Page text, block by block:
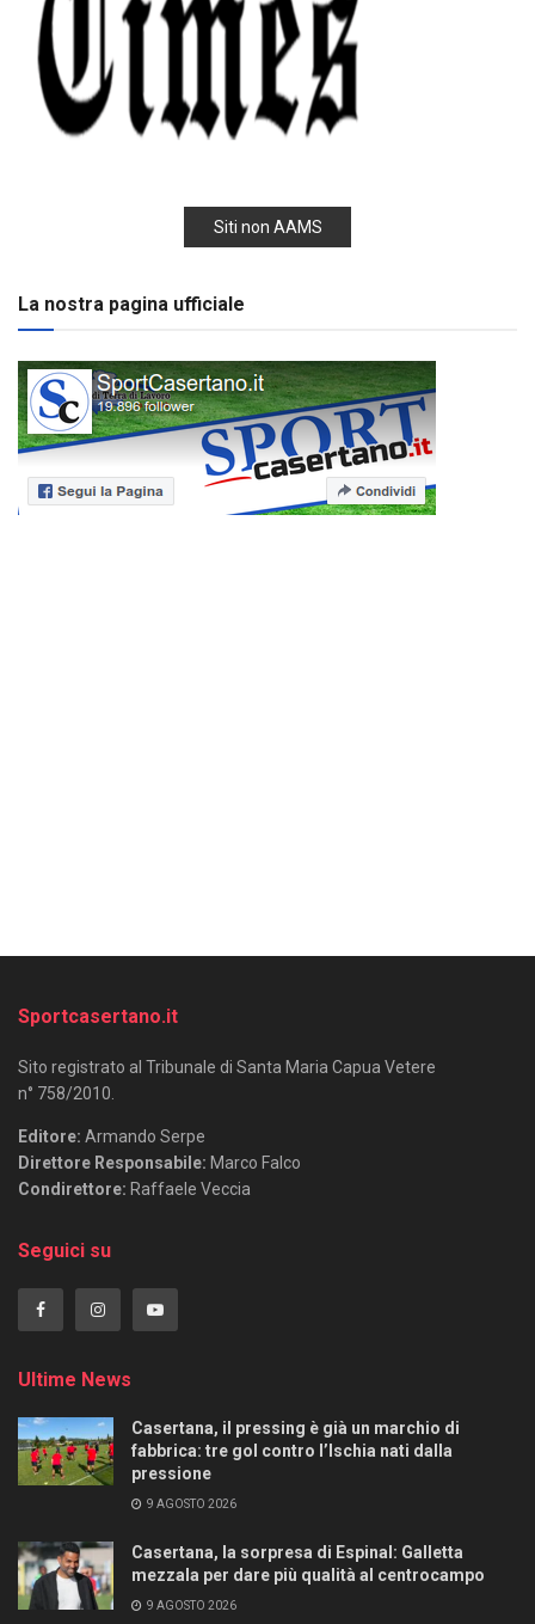
Siti non AAMS
La nostra pagina ufficiale
Sportcasertano.it
Sito registrato al Tribunale di Santa Maria Capua Vetere
n° 758/2010.
Editore: Armando Serpe
Direttore Responsabile: Marco Falco
Condirettore: Raffaele Veccia
Seguici su
Ultime News
Casertana, il pressing è già un marchio di
fabbrica: tre gol contro l’Ischia nati dalla
pressione
9 AGOSTO 2026
Casertana, la sorpresa di Espinal: Galletta
mezzala per dare più qualità al centrocampo
9 AGOSTO 2026